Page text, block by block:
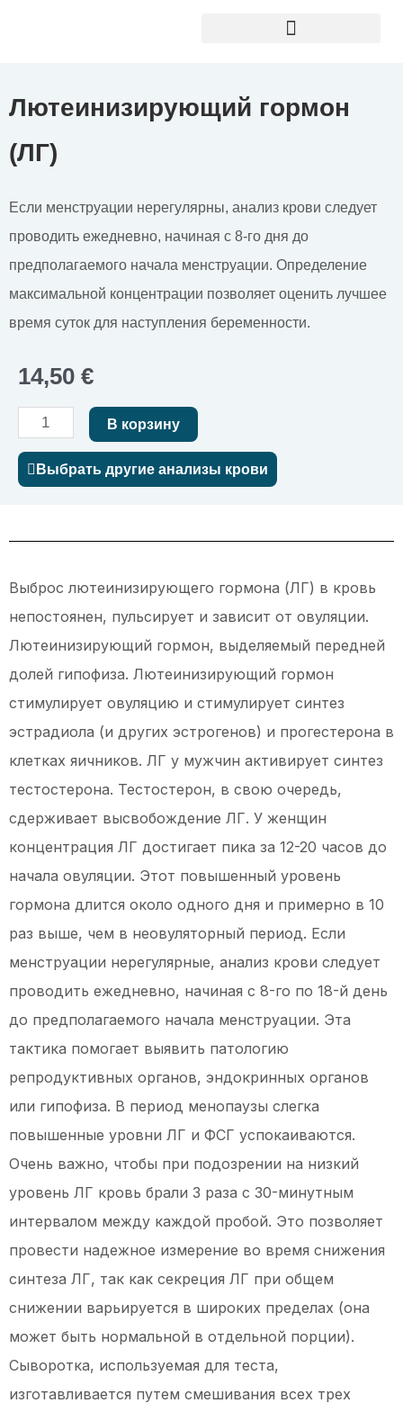
Лютеинизирующий гормон
(ЛГ)
Если менструации нерегулярны, анализ крови следует
проводить ежедневно, начиная с 8-го дня до
предполагаемого начала менструации. Определение
максимальной концентрации позволяет оценить лучшее
время суток для наступления беременности.
14,50 €
Количество
товара
Лютеинизирующий
В корзину
Выбрать другие анализы крови
Выброс лютеинизирующего гормона (ЛГ) в кровь
непостоянен, пульсирует и зависит от овуляции.
Лютеинизирующий гормон, выделяемый передней
долей гипофиза. Лютеинизирующий гормон
стимулирует овуляцию и стимулирует синтез
эстрадиола (и других эстрогенов) и прогестерона в
клетках яичников. ЛГ у мужчин активирует синтез
тестостерона. Тестостерон, в свою очередь,
сдерживает высвобождение ЛГ. У женщин
концентрация ЛГ достигает пика за 12-20 часов до
начала овуляции. Этот повышенный уровень
гормона длится около одного дня и примерно в 10
раз выше, чем в неовуляторный период. Если
менструации нерегулярные, анализ крови следует
проводить ежедневно, начиная с 8-го по 18-й день
до предполагаемого начала менструации. Эта
тактика помогает выявить патологию
репродуктивных органов, эндокринных органов
или гипофиза. В период менопаузы слегка
повышенные уровни ЛГ и ФСГ успокаиваются.
Очень важно, чтобы при подозрении на низкий
уровень ЛГ кровь брали 3 раза с 30-минутным
интервалом между каждой пробой. Это позволяет
провести надежное измерение во время снижения
синтеза ЛГ, так как секреция ЛГ при общем
снижении варьируется в широких пределах (она
может быть нормальной в отдельной порции).
Сыворотка, используемая для теста,
изготавливается путем смешивания всех трех